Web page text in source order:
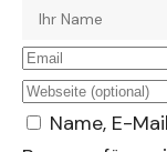
Name, E-